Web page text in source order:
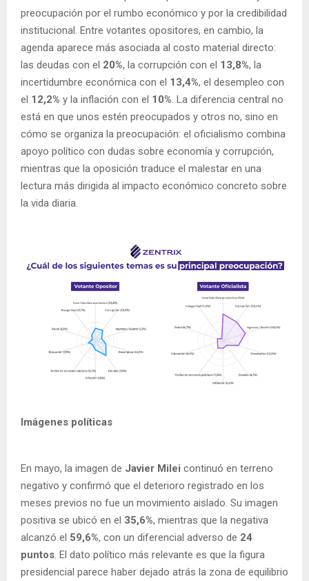
preocupación por el rumbo económico y por la credibilidad
institucional. Entre votantes opositores, en cambio, la
agenda aparece más asociada al costo material directo:
las deudas con el 20%, la corrupción con el 13,8%, la
incertidumbre económica con el 13,4%, el desempleo con
el 12,2% y la inflación con el 10% . La diferencia central no
está en que unos estén preocupados y otros no, sino en
cómo se organiza la preocupación: el oficialismo combina
apoyo político con dudas sobre economía y corrupción,
mientras que la oposición traduce el malestar en una
lectura más dirigida al impacto económico concreto sobre
la vida diaria.
Imágenes políticas
En mayo, la imagen de Javier Milei continuó en terreno
negativo y confirmó que el deterioro registrado en los
meses previos no fue un movimiento aislado. Su imagen
positiva se ubicó en el 35,6%, mientras que la negativa
alcanzó el 59,6%, con un diferencial adverso de 24
puntos. El dato político más relevante es que la figura
presidencial parece haber dejado atrás la zona de equilibrio